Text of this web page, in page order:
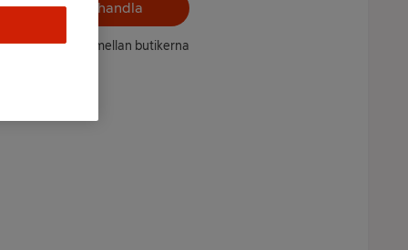
Välj butik och handla
kan variera mellan butikerna